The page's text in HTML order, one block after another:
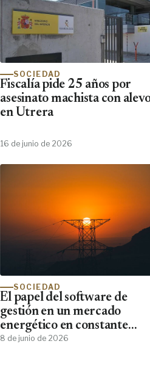
SOCIEDAD
Fiscalía pide 25 años por
asesinato machista con
en Utrera
16 de junio de 2026
SOCIEDAD
El papel del software de
gestión en un mercado
energético en constante
cambio
8 de junio de 2026